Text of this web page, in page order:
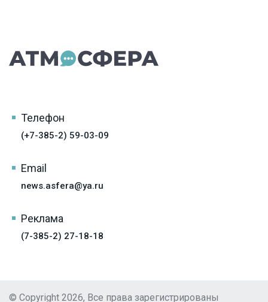
Телефон
(+7-385-2) 59-03-09
Email
news.asfera@ya.ru
Реклама
(7-385-2) 27-18-18
© Copyright 2026, Все права зарегистрированы